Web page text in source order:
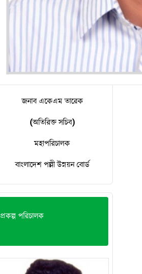
জনাব একেএম তারেক
(অতিরিক্ত সচিব)
মহাপরিচালক
বাংলাদেশ পল্লী উন্নয়ন বোর্ড
প্রকল্প পরিচালক